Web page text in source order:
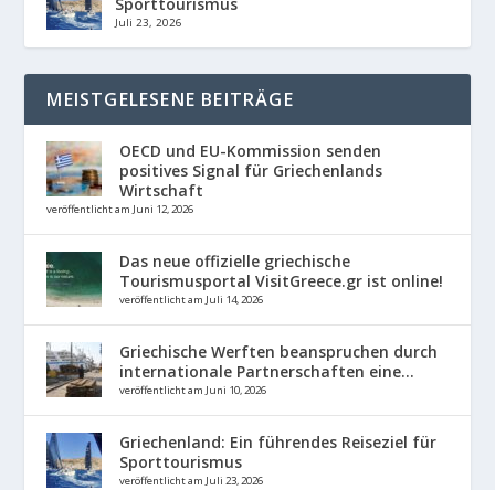
Sporttourismus
Juli 23, 2026
MEISTGELESENE BEITRÄGE
OECD und EU-Kommission senden
positives Signal für Griechenlands
Wirtschaft
veröffentlicht am Juni 12, 2026
Das neue offizielle griechische
Tourismusportal VisitGreece.gr ist online!
veröffentlicht am Juli 14, 2026
Griechische Werften beanspruchen durch
internationale Partnerschaften eine...
veröffentlicht am Juni 10, 2026
Griechenland: Ein führendes Reiseziel für
Sporttourismus
veröffentlicht am Juli 23, 2026